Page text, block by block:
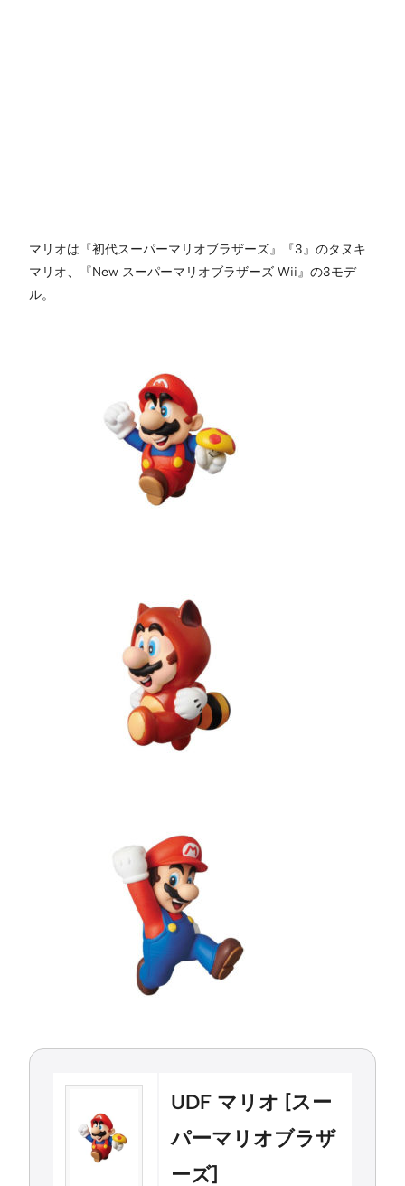
マリオは『初代スーパーマリオブラザーズ』『3』のタヌキ
マリオ、『New スーパーマリオブラザーズ Wii』の3モデ
ル。
UDF マリオ [スー
パーマリオブラザ
ーズ]